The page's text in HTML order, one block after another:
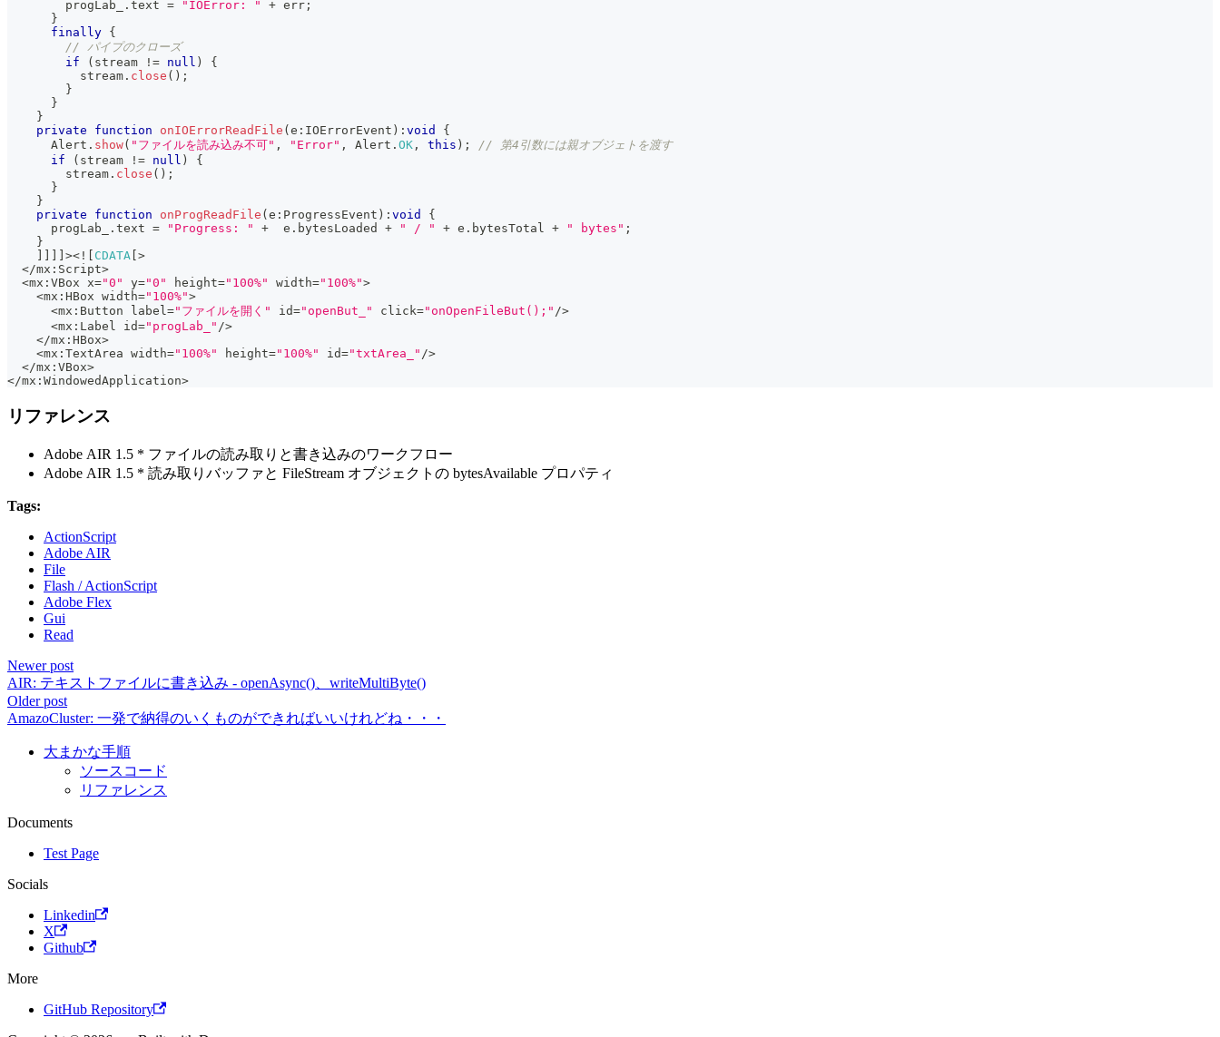
        progLab_
. text = "IOError: " + err ;
}
finally {
// パイプのクローズ
if
( stream != null )
{
          stream
. close ( ) ;
}
}
}
private
function onIOErrorReadFile ( e : IOErrorEvent ) : void
{
      Alert
. show( "ファイルを読み込み不可" , "Error" , Alert . OK , this ) ;
// 第4引数には親オブジェトを渡す
if
( stream != null )
{
        stream
. close ( ) ;
}
}
private
function onProgReadFile ( e : ProgressEvent ) : void
{
      progLab_
. text = "Progress: " +
  e
. bytesLoaded + " / " + e . bytesTotal + " bytes" ;
}
>< ! CDATA >
</mx : Script>
<mx : VBox x="0" y="0" height="100%" width="100%">
<mx : HBox width="100%">
<mx : Button label="ファイルを開く" id="openBut_" click="onOpenFileBut();" />
<mx : Label id="progLab_" />
</mx : HBox>
<mx : TextArea width="100%" height="100%" id="txtArea_" />
</mx : VBox>
</mx : WindowedApplication>
リファレンス
Adobe AIR 1.5 * ファイルの読み取りと書き込みのワークフロー
Adobe AIR 1.5 * 読み取りバッファと FileStream オブジェクトの bytesAvailable プロパティ
Tags:
ActionScript
Adobe AIR
File
Flash / ActionScript
Adobe Flex
Gui
Read
Newer post
AIR: テキストファイルに書き込み - openAsync()、writeMultiByte()
Older post
AmazoCluster: 一発で納得のいくものができればいいけれどね・・・
大まかな手順
ソースコード
リファレンス
Documents
Test Page
Socials
Linkedin
X
Github
More
GitHub Repository